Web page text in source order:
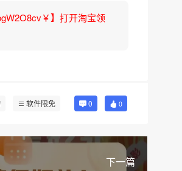
￥】打开淘宝领
软件限免 0 0
下一篇